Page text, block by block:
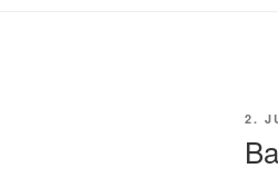
2.